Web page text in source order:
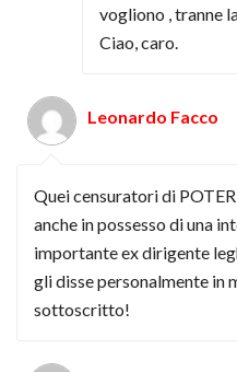
vogliono , tranne
Ciao, caro.
Leonardo Facco
Quei censuratori di
anche in possesso di una
importante ex dirigente
gli disse personalmente in
sottoscritto!